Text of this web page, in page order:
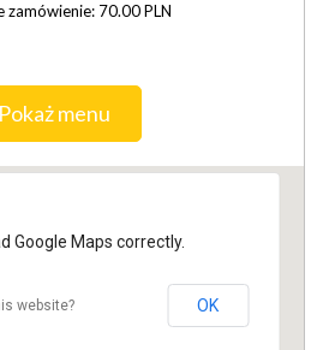
zamówienie: 70.00 PLN
Pokaż menu
Google Maps correctly.
website? OK